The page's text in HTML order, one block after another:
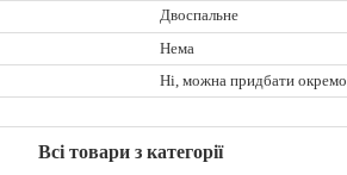
Двоспальне
Нема
Ні, можна придбати окремо
Всі товари з категорії